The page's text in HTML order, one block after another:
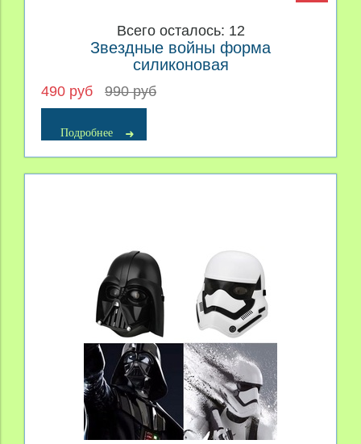
Всего осталось: 12
Звездные войны форма
силиконовая
490 руб 990 руб
Подробнее